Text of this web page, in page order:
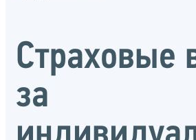
Страховые
за